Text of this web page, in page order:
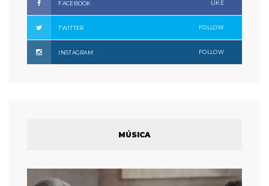
FACEBOOK LIKE
TWITTER FOLLOW
INSTAGRAM FOLLOW
MÚSICA